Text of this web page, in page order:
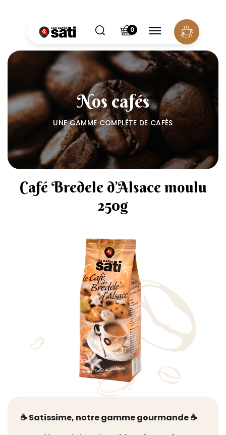
0
Nos cafés
UNE GAMME COMPLÈTE DE CAFÉS
Café Bredele d’Alsace moulu
250g
☕ Satissime, notre gamme gourmande ☕